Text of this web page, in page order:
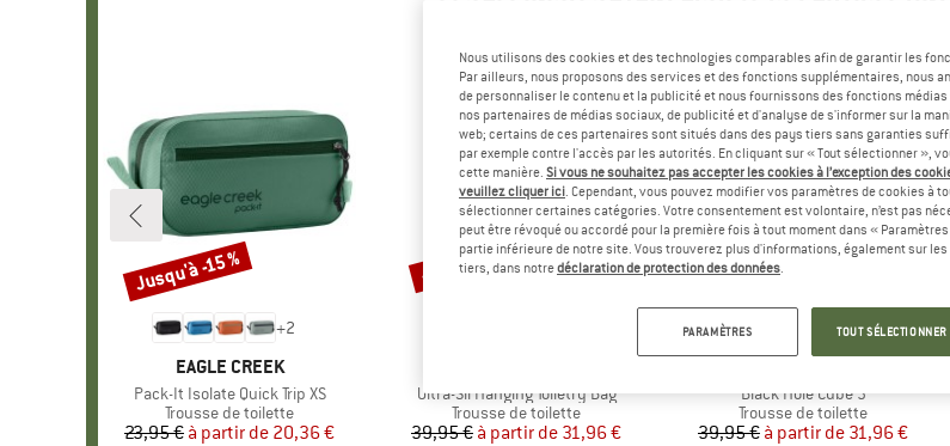
+2
MARQUE
EAGLE CREEK
Article
Pack-It Isolate Quick Trip XS
Product group
Trousse de toilette
Prix
23,95 € Prix réduit
à partir de 20,36 €
Remise
Jusqu'à -15 %
Article
Ultra-Sil Hanging Toiletry Bag
Product group
Trousse de toilette
Prix
39,95 € Prix réduit
à partir de 31,96 €
Remise
-20 %
+5
Article
Black Hole Cube 3
Product group
Trousse de toilette
Prix
39,95 € Prix réduit
à partir de 31,96 €
Remise
Jusqu'à -20 %
Nous utilisons des cookies et des technologies comparables afin de garantir les
Par ailleurs, nous proposons des services et des fonctions supplémentaires, nous
de personnaliser le contenu et la publicité et nous fournissons des fonctions médias
nos partenaires de médias sociaux, de publicité et d'analyse de s'informer sur la
web; certains de ces partenaires sont situés dans des pays tiers sans garanties
par exemple contre l'accès par les autorités. En cliquant sur « Tout sélectionner »,
cette manière. Si vous ne souhaitez pas accepter les cookies à l’exception des
veuillez cliquer ici. Cependant, vous pouvez modifier vos paramètres de cookies à
sélectionner certaines catégories. Votre consentement est volontaire, n’est pas
peut être révoqué ou accordé pour la première fois à tout moment dans «
partie inférieure de notre site. Vous trouverez plus d'informations, également sur
tiers, dans notredéclaration de protection des données.
PARAMÈTRES TOUT SÉLECTIONNER